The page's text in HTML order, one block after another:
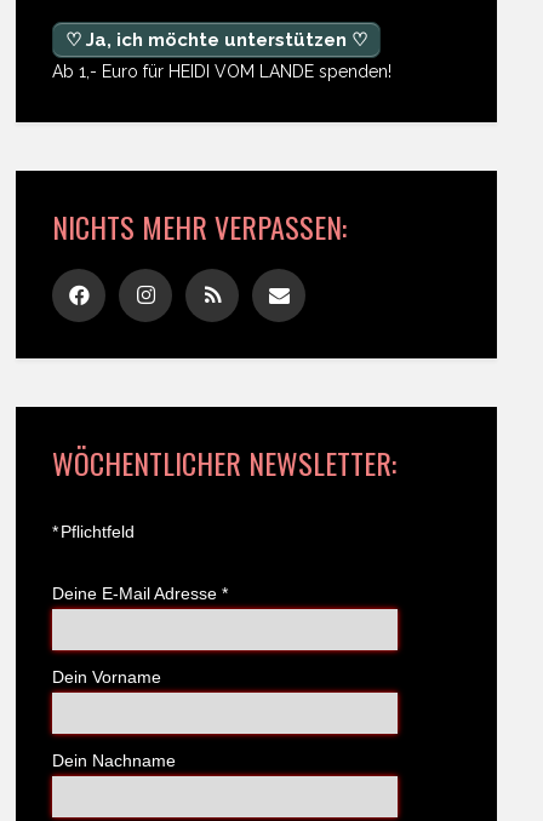
♡ Ja, ich möchte unterstützen ♡
Ab 1,- Euro für HEIDI VOM LANDE spenden!
NICHTS MEHR VERPASSEN:
WÖCHENTLICHER NEWSLETTER:
*Pflichtfeld
Deine E-Mail Adresse *
Dein Vorname
Dein Nachname